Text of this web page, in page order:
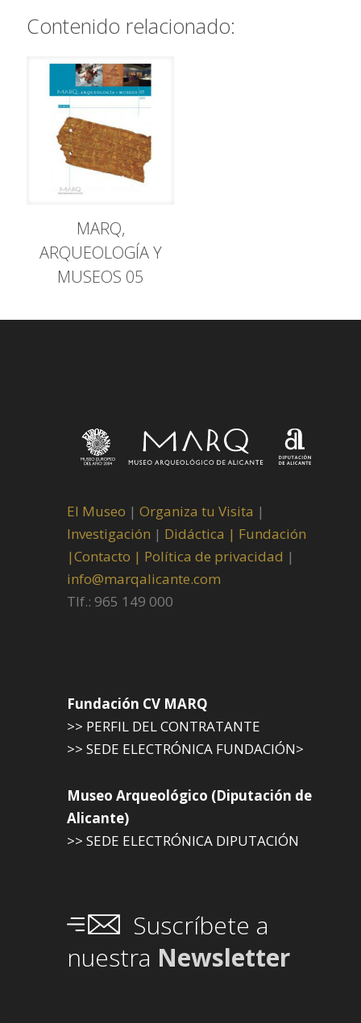
Contenido relacionado:
MARQ,
ARQUEOLOGÍA Y
MUSEOS 05
El Museo | Organiza tu Visita |
Investigación | Didáctica | Fundación
|Contacto | Política de privacidad |
info@marqalicante.com
Tlf.: 965 149 000
Fundación CV MARQ
>> PERFIL DEL CONTRATANTE
>> SEDE ELECTRÓNICA FUNDACIÓN>
Museo Arqueológico (Diputación de
Alicante)
>> SEDE ELECTRÓNICA DIPUTACIÓN
Suscríbete a
nuestra Newsletter